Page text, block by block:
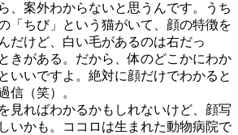
、案外わからないと思うんです。うち
「ちび」という猫がいて、顔の特徴を
だけど、白い毛があるのは右だっ
がある。だから、体のどこかにわか
いいですよ。絶対に顔だけでわかると
信（笑）。
見ればわかるかもしれないけど、顔写
いかも。ココロは生まれた動物病院で